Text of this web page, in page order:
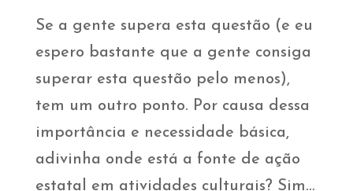
Se a gente supera esta questão (e eu
espero bastante que a gente consiga
superar esta questão pelo menos),
tem um outro ponto. Por causa dessa
importância e necessidade básica,
adivinha onde está a fonte de ação
estatal em atividades culturais? Sim…